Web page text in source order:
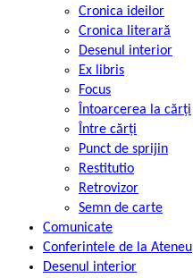
Cronica ideilor
Cronica literară
Desenul interior
Ex libris
Focus
Întoarcerea la cărți
Între cărți
Punct de sprijin
Restitutio
Retrovizor
Semn de carte
Comunicate
Conferintele de la Ateneu
Desenul interior